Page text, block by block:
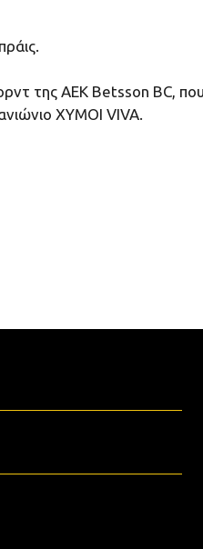
της ΑΕΚ Betsson BC, που
ΧΥΜΟΙ VIVA.